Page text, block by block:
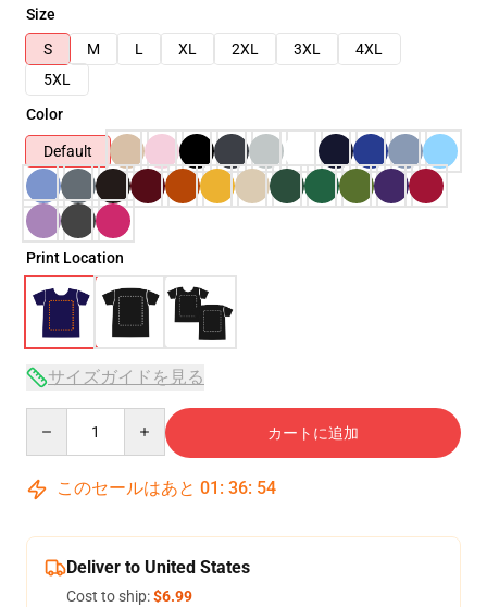
Size
S
M L XL 2XL 3XL
4XL
5XL
Color
Default
Print Location
サイズガイドを見る
カートに追加
このセールはあと 01 : 36: 54
Deliver to United States
Cost to ship:$6.99